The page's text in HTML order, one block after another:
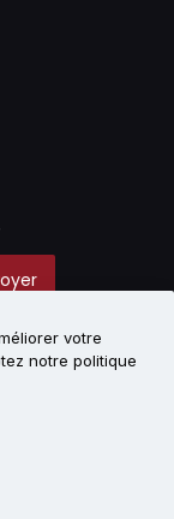
2025.
votre
notre politique